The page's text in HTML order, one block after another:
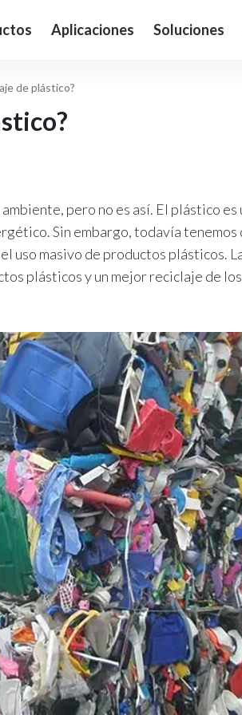
Aplicaciones Soluciones
de plástico?
pero no es así. El plástico
Sin embargo, todavía
uso masivo de productos plásticos.
plásticos y un mejor reciclaje de